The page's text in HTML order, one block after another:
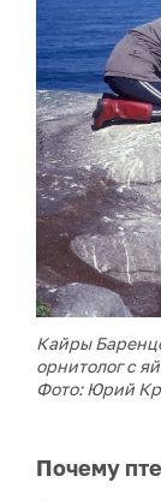
Кайры
орнитолог с
Фото: Юрий
Почему